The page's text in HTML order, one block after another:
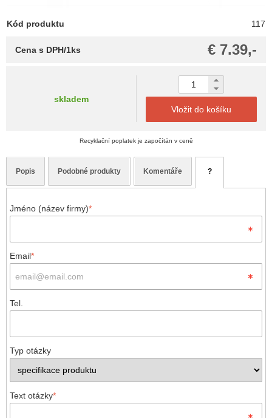
Kód produktu 117
€ 7.39,-
Cena s DPH/1ks
skladem
Vložit do košíku
Recyklační poplatek je započítán v ceně
Popis Podobné produkty Komentáře ?
Jméno (název firmy)*
Email*
Tel.
Typ otázky
Text otázky*